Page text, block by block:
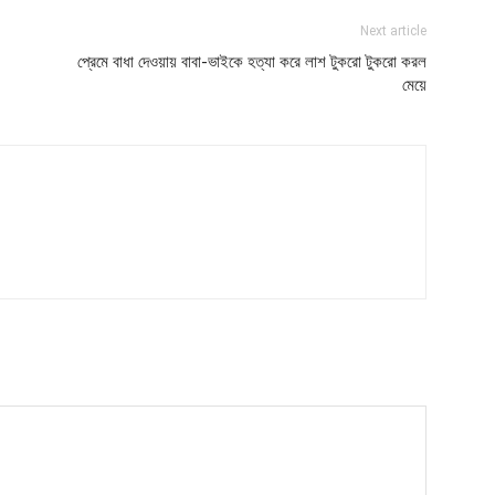
Next article
প্রেমে বাধা দেওয়ায় বাবা-ভাইকে হত্যা করে লাশ টুকরো টুকরো করল
মেয়ে